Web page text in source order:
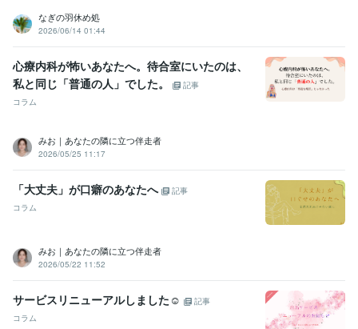
なぎの羽休め処
2026/06/14 01:44
心療内科が怖いあなたへ。待合室にいたのは、
私と同じ「普通の人」でした。
記事
コラム
みお｜あなたの隣に立つ伴走者
2026/05/25 11:17
「大丈夫」が口癖のあなたへ
記事
コラム
みお｜あなたの隣に立つ伴走者
2026/05/22 11:52
サービスリニューアルしました☺
記事
コラム